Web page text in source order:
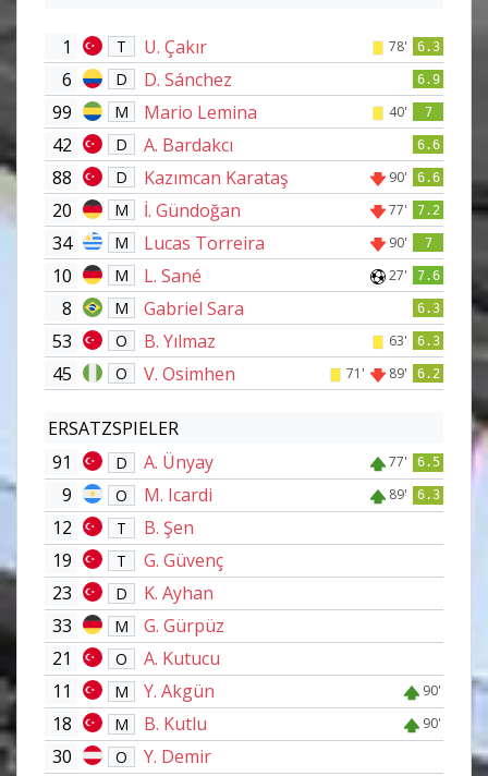
1 T U. Çakır 78' 6.3
6 D D. Sánchez 6.9
99 M Mario Lemina 40' 7
42 D A. Bardakcı 6.6
88 D Kazımcan Karataş 90' 6.6
20 M İ. Gündoğan 77' 7.2
34 M Lucas Torreira 90' 7
10 M L. Sané 27' 7.6
8 M Gabriel Sara 6.3
53 O B. Yılmaz 63' 6.3
45 O V. Osimhen 71' 89' 6.2
ERSATZSPIELER
91
D A. Ünyay 77' 6.5
9 O M. Icardi 89' 6.3
12 T
B. Şen
19
T
G. Güvenç
23
D
K. Ayhan
33
M
G. Gürpüz
21
O
A. Kutucu
11
M Y. Akgün 90'
18 M B. Kutlu 90'
30 O Y. Demir